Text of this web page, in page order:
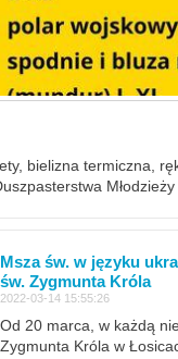
bielizna termiczna,
Msza św. w języku
św. Zygmunta Króla
2022-03-14 15:55:26
Od 20 marca, w każdą
Zygmunta Króla w